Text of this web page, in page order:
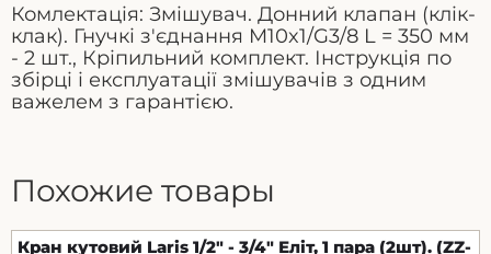
Комлектація: Змішувач. Донний клапан (клік-
клак). Гнучкі з'єднання M10x1/G3/8 L = 350 мм
- 2 шт., Кріпильний комплект. Інструкція по
збірці і експлуатації змішувачів з одним
важелем з гарантією.
Похожие товары
Кран кутовий Laris 1/2" - 3/4" Еліт, 1 пара (2шт). (ZZ-